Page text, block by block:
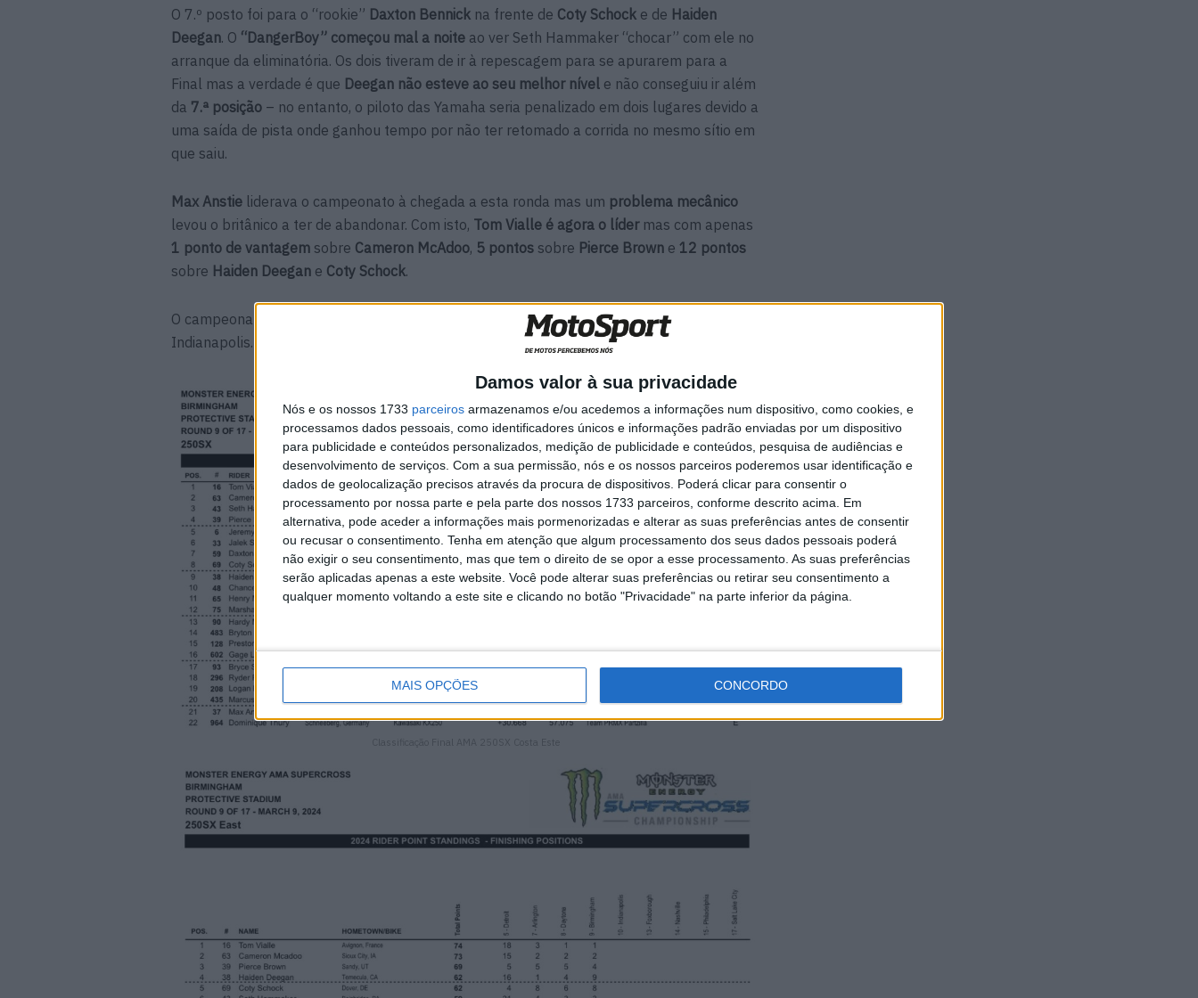
Damos valor à sua privacidade
Nós e os nossos 1733 parceiros armazenamos e/ou acedemos a informações num dispositivo, como cookies, e
processamos dados pessoais, como identificadores únicos e informações padrão enviadas por um dispositivo
para publicidade e conteúdos personalizados, medição de publicidade e conteúdos, pesquisa de audiências e
desenvolvimento de serviços. Com a sua permissão, nós e os nossos parceiros poderemos usar identificação e
dados de geolocalização precisos através da procura de dispositivos. Poderá clicar para consentir o
processamento por nossa parte e pela parte dos nossos 1733 parceiros, conforme descrito acima. Em
alternativa, pode aceder a informações mais pormenorizadas e alterar as suas preferências antes de consentir
ou recusar o consentimento. Tenha em atenção que algum processamento dos seus dados pessoais poderá
não exigir o seu consentimento, mas que tem o direito de se opor a esse processamento. As suas preferências
serão aplicadas apenas a este website. Você pode alterar suas preferências ou retirar seu consentimento a
qualquer momento voltando a este site e clicando no botão "Privacidade" na parte inferior da página.
MAIS OPÇÕES CONCORDO
O 7.º posto foi para o “rookie” Daxton Bennick na frente de Coty Schock e de Haiden
Deegan. O “DangerBoy” começou mal a noite ao ver Seth Hammaker “chocar” com ele no
arranque da eliminatória. Os dois tiveram de ir à repescagem para se apurarem para a
Final mas a verdade é que Deegan não esteve ao seu melhor nível e não conseguiu ir além
da 7.ª posição – no entanto, o piloto das Yamaha seria penalizado em dois lugares devido a
uma saída de pista onde ganhou tempo por não ter retomado a corrida no mesmo sítio em
que saiu.
Max Anstie liderava o campeonato à chegada a esta ronda mas um problema mecânico
levou o britânico a ter de abandonar. Com isto, Tom Vialle é agora o líder mas com apenas
1 ponto de vantagem sobre Cameron McAdoo, 5 pontos sobre Pierce Brown e 12 pontos
sobre Haiden Deegan e Coty Schock.
O campeonato AMA Supercross 250 Costa Este prossegue no dia 16 de Março em
Indianapolis.
Classificação Final AMA 250SX Costa Este